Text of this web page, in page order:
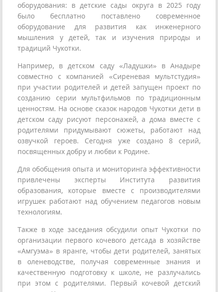
оборудования: в детские сады округа в 2025 году
было бесплатно поставлено современное
оборудование для развития как инженерного
мышления у детей, так и изучения природы и
традиций Чукотки.
Например, в детском саду «Ладушки» в Анадыре
совместно с компанией «Сиреневая мультстудия»
при участии родителей и детей запущен проект по
созданию серии мультфильмов по традиционным
ценностям. На основе сказок народов Чукотки дети в
детском саду рисуют персонажей, а дома вместе с
родителями придумывают сюжеты, работают над
озвучкой героев. Сегодня уже создано 8 серий,
посвященных добру и любви к Родине.
Для обобщения опыта и мониторинга эффективности
привлечены эксперты Института развития
образования, которые вместе с производителями
игрушек работают над обучением педагогов новым
технологиям.
Также в ходе заседания обсудили опыт Чукотки по
организации первого кочевого детсада в хозяйстве
«Амгуэма» в яранге, чтобы дети родителей, занятых
в оленеводстве, получая современные знания и
качественную подготовку к школе, не разлучались
при этом с родителями. Первый кочевой детский